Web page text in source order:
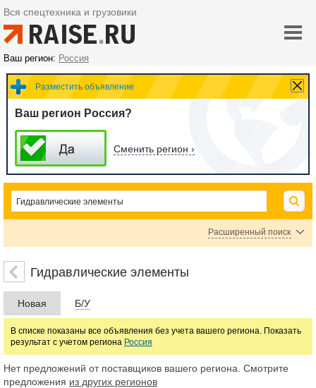
Вся спецтехника и грузовики
Ваш регион: Россия
Разместить объявление
Ваш регион Россия?
Сменить регион ›
Расширенный поиск
Гидротолкатели
Шланги гидравлические
Промышленные рукава и шлангиФитинги и муфты гидравлические
Цена
Гидравлические элементы
Новая Б/У
В списке показаны все объявления без учета вашего региона. Показать
результат с учетом региона Россия
Нет предложений от поставщиков вашего региона. Смотрите
предложения из других регионов